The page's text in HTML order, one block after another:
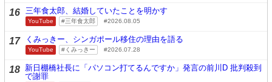
16 三年食太郎、結婚していたことを明かす
YouTube 三年食太郎 2026.08.05
17 くみっきー、シンガポール移住の理由を語る
YouTube くみっきー 2026.07.28
18 新日棚橋社長に「パソコン打てるんですか」発言の前川D 批判殺到
で謝罪